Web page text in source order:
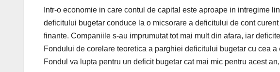
Intr-o economie in care contul de capital este aproape in intregime
deficitului bugetar conduce la o micsorare a deficitului de cont
finante. Companiile s-au imprumutat tot mai mult din afara, iar
Fondului de corelare teoretica a parghiei deficitului bugetar cu cea
Fondul va lupta pentru un deficit bugetar cat mai mic pentru acest